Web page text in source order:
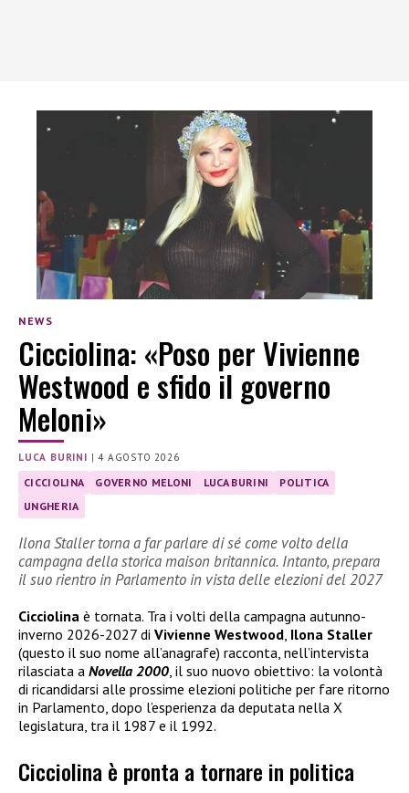
NEWS
Cicciolina: «Poso per Vivienne
Westwood e sfido il governo
Meloni»
LUCA BURINI |4 AGOSTO 2026
CICCIOLINA GOVERNO MELONI LUCA BURINI
POLITICA
UNGHERIA
Ilona Staller torna a far parlare di sé come volto della
campagna della storica maison britannica. Intanto, prepara
il suo rientro in Parlamento in vista delle elezioni del 2027
Cicciolina è tornata. Tra i volti della campagna autunno-
inverno 2026-2027 di Vivienne Westwood Ilona Staller
(questo il suo nome all’anagrafe) racconta, nell’intervista
rilasciata a Novella 2000 , il suo nuovo obiettivo: la volontà
di ricandidarsi alle prossime elezioni politiche per fare ritorno
in Parlamento, dopo l’esperienza da deputata nella X
legislatura, tra il 1987 e il 1992.
Cicciolina è pronta a tornare in politica